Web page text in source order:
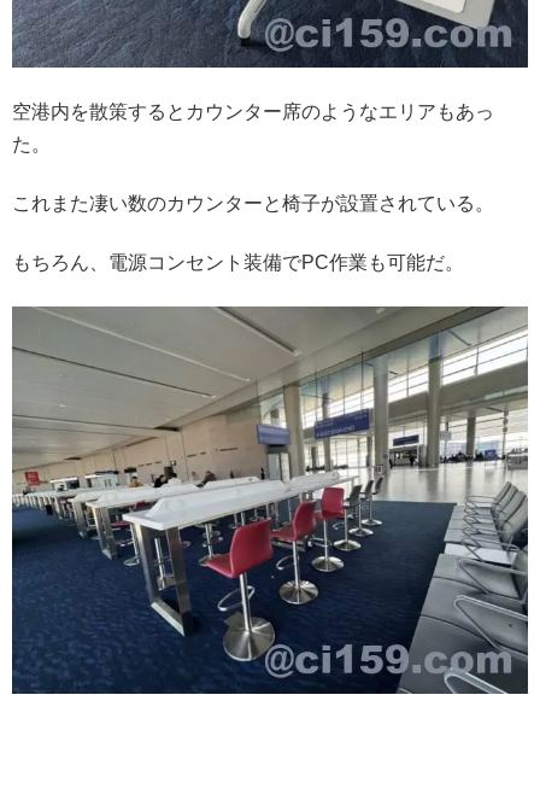
空港内を散策するとカウンター席のようなエリアもあっ
た。
これまた凄い数のカウンターと椅子が設置されている。
もちろん、電源コンセント装備でPC作業も可能だ。